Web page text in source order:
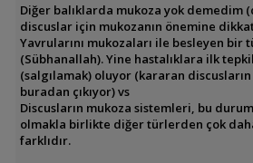
Diğer balıklarda mukoza yok demedim
discuslar için mukozanın önemine
Yavrularını mukozaları ile besleyen bir
(Sübhanallah). Yine hastalıklara ilk
(salgılamak) oluyor (kararan
buradan çıkıyor) vs
Discusların mukoza sistemleri, bu
olmakla birlikte diğer türlerden çok
farklıdır.